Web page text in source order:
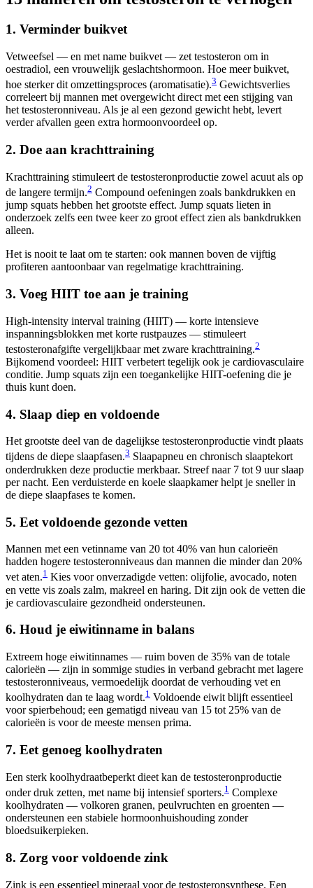
1. Verminder buikvet
Vetweefsel — en met name buikvet — zet testosteron om in
oestradiol, een vrouwelijk geslachtshormoon. Hoe meer buikvet,
hoe sterker dit omzettingsproces (aromatisatie).3 Gewichtsverlies
correleert bij mannen met overgewicht direct met een stijging van
het testosteronniveau. Als je al een gezond gewicht hebt, levert
verder afvallen geen extra hormoonvoordeel op.
2. Doe aan krachttraining
Krachttraining stimuleert de testosteronproductie zowel acuut als op
de langere termijn.2 Compound oefeningen zoals bankdrukken en
jump squats hebben het grootste effect. Jump squats lieten in
onderzoek zelfs een twee keer zo groot effect zien als bankdrukken
alleen.
Het is nooit te laat om te starten: ook mannen boven de vijftig
profiteren aantoonbaar van regelmatige krachttraining.
3. Voeg HIIT toe aan je training
High-intensity interval training (HIIT) — korte intensieve
inspanningsblokken met korte rustpauzes — stimuleert
testosteronafgifte vergelijkbaar met zware krachttraining.2
Bijkomend voordeel: HIIT verbetert tegelijk ook je cardiovasculaire
conditie. Jump squats zijn een toegankelijke HIIT-oefening die je
thuis kunt doen.
4. Slaap diep en voldoende
Het grootste deel van de dagelijkse testosteronproductie vindt plaats
tijdens de diepe slaapfasen.3 Slaapapneu en chronisch slaaptekort
onderdrukken deze productie merkbaar. Streef naar 7 tot 9 uur slaap
per nacht. Een verduisterde en koele slaapkamer helpt je sneller in
de diepe slaapfases te komen.
5. Eet voldoende gezonde vetten
Mannen met een vetinname van 20 tot 40% van hun calorieën
hadden hogere testosteronniveaus dan mannen die minder dan 20%
vet aten.1 Kies voor onverzadigde vetten: olijfolie, avocado, noten
en vette vis zoals zalm, makreel en haring. Dit zijn ook de vetten die
je cardiovasculaire gezondheid ondersteunen.
6. Houd je eiwitinname in balans
Extreem hoge eiwitinnames — ruim boven de 35% van de totale
calorieën — zijn in sommige studies in verband gebracht met lagere
testosteronniveaus, vermoedelijk doordat de verhouding vet en
koolhydraten dan te laag wordt.1 Voldoende eiwit blijft essentieel
voor spierbehoud; een gematigd niveau van 15 tot 25% van de
calorieën is voor de meeste mensen prima.
7. Eet genoeg koolhydraten
Een sterk koolhydraatbeperkt dieet kan de testosteronproductie
onder druk zetten, met name bij intensief sporters.1 Complexe
koolhydraten — volkoren granen, peulvruchten en groenten —
ondersteunen een stabiele hormoonhuishouding zonder
bloedsuikerpieken.
8. Zorg voor voldoende zink
Zink is een essentieel mineraal voor de testosteronsynthese. Een